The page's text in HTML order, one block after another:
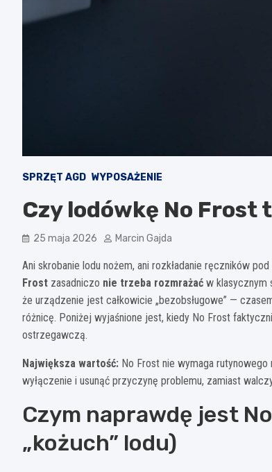
SPRZĘT AGD WYPOSAŻENIE
Czy lodówkę No Frost
25 maja 2026 Marcin Gajda
Ani skrobanie lodu nożem, ani rozkładanie ręczników
Frost zasadniczo nie trzeba rozmrażać w klasycznym
że urządzenie jest całkowicie „bezobsługowe” —
różnicę. Poniżej wyjaśnione jest, kiedy No Frost
ostrzegawczą.
Największa wartość: No Frost nie wymaga
wyłączenie i usunąć przyczynę problemu, zamiast
Czym naprawdę jest
„kożuch” lodu)